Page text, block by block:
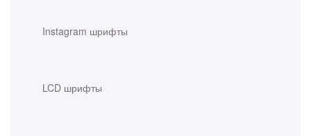
Instagram шрифты
LCD шрифты